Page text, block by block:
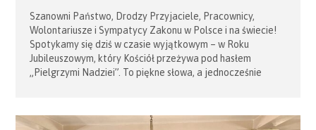
Szanowni Państwo, Drodzy Przyjaciele, Pracownicy,
Wolontariusze i Sympatycy Zakonu w Polsce i na świecie!
Spotykamy się dziś w czasie wyjątkowym – w Roku
Jubileuszowym, który Kościół przeżywa pod hasłem
„Pielgrzymi Nadziei”. To piękne słowa, a jednocześnie
żywą. Jesteśmy w drodze. I idziemy nią razem. Boże